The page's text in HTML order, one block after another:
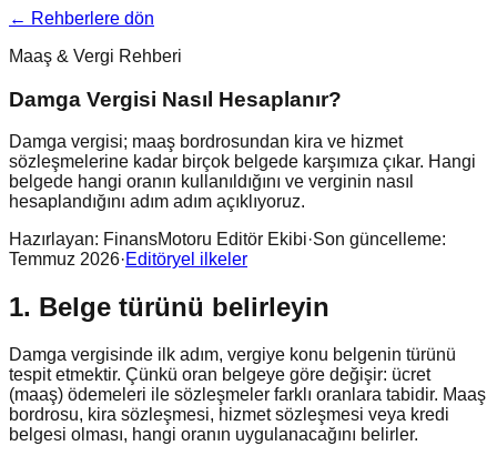
← Rehberlere dön
Maaş & Vergi Rehberi
Damga Vergisi Nasıl Hesaplanır?
Damga vergisi; maaş bordrosundan kira ve hizmet
sözleşmelerine kadar birçok belgede karşımıza çıkar. Hangi
belgede hangi oranın kullanıldığını ve verginin nasıl
hesaplandığını adım adım açıklıyoruz.
Hazırlayan: FinansMotoru Editör Ekibi·Son güncelleme:
Temmuz 2026·Editöryel ilkeler
1. Belge türünü belirleyin
Damga vergisinde ilk adım, vergiye konu belgenin türünü
tespit etmektir. Çünkü oran belgeye göre değişir: ücret
(maaş) ödemeleri ile sözleşmeler farklı oranlara tabidir. Maaş
bordrosu, kira sözleşmesi, hizmet sözleşmesi veya kredi
belgesi olması, hangi oranın uygulanacağını belirler.